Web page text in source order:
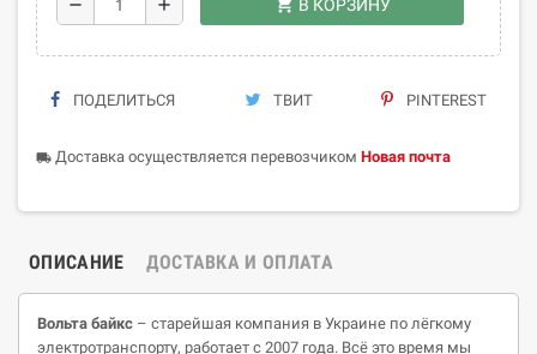
remove add shopping_cart В КОРЗИНУ
ПОДЕЛИТЬСЯ ТВИТ PINTEREST
local_shipping Доставка осуществляется перевозчиком Новая почта
ОПИСАНИЕ ДОСТАВКА И ОПЛАТА
Вольта байкс – старейшая компания в Украине по лёгкому
электротранспорту, работает с 2007 года. Всё это время мы